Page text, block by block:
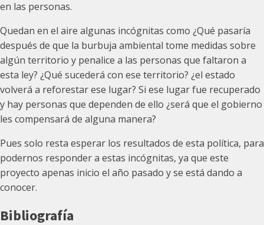
en las personas.
Quedan en el aire algunas incógnitas como ¿Qué pasaría
después de que la burbuja ambiental tome medidas sobre
algún territorio y penalice a las personas que faltaron a
esta ley? ¿Qué sucederá con ese territorio? ¿el estado
volverá a reforestar ese lugar? Si ese lugar fue recuperado
y hay personas que dependen de ello ¿será que el gobierno
les compensará de alguna manera?
Pues solo resta esperar los resultados de esta política, para
podernos responder a estas incógnitas, ya que este
proyecto apenas inicio el año pasado y se está dando a
conocer.
Bibliografía